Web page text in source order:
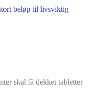
beløp til livsviktig
skal få dekket tabletter